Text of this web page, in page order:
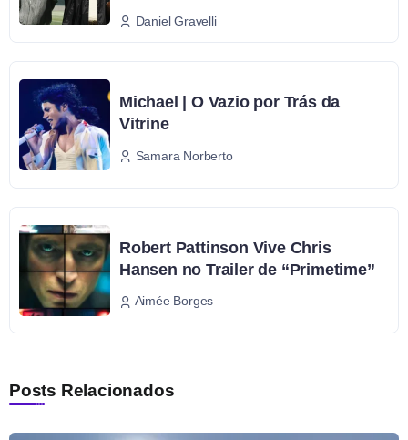
Daniel Gravelli
Michael | O Vazio por Trás da
Vitrine
Samara Norberto
Robert Pattinson Vive Chris
Hansen no Trailer de “Primetime”
Aimée Borges
Posts Relacionados